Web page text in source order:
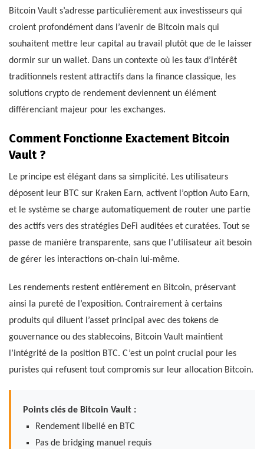
Bitcoin Vault s’adresse particulièrement aux investisseurs qui
croient profondément dans l’avenir de Bitcoin mais qui
souhaitent mettre leur capital au travail plutôt que de le laisser
dormir sur un wallet. Dans un contexte où les taux d’intérêt
traditionnels restent attractifs dans la finance classique, les
solutions crypto de rendement deviennent un élément
différenciant majeur pour les exchanges.
Comment Fonctionne Exactement Bitcoin
Vault ?
Le principe est élégant dans sa simplicité. Les utilisateurs
déposent leur BTC sur Kraken Earn, activent l’option Auto Earn,
et le système se charge automatiquement de router une partie
des actifs vers des stratégies DeFi auditées et curatées. Tout se
passe de manière transparente, sans que l’utilisateur ait besoin
de gérer les interactions on-chain lui-même.
Les rendements restent entièrement en Bitcoin, préservant
ainsi la pureté de l’exposition. Contrairement à certains
produits qui diluent l’asset principal avec des tokens de
gouvernance ou des stablecoins, Bitcoin Vault maintient
l’intégrité de la position BTC. C’est un point crucial pour les
puristes qui refusent tout compromis sur leur allocation Bitcoin.
Points clés de Bitcoin Vault :
Rendement libellé en BTC
Pas de bridging manuel requis